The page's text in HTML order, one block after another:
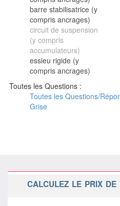
barre stabilisatrice (y
compris ancrages)
circuit de suspension
(y compris
accumulateurs)
essieu rigide (y
compris ancrages)
Toutes les Questions :
Toutes les Questions/
Grise
CALCULEZ LE PRIX DE